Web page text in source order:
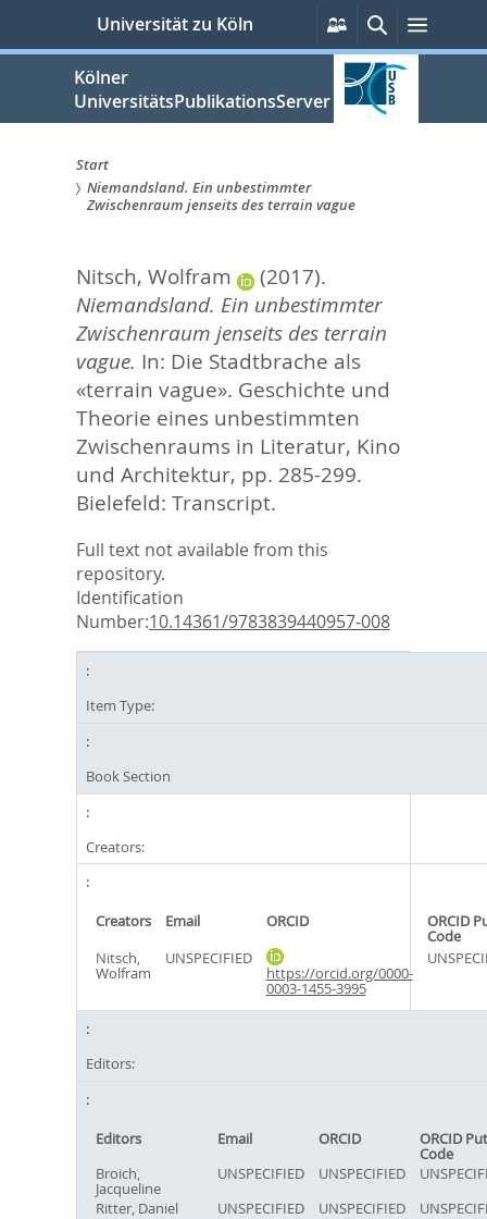
springen
Universität zu Köln
Persönliche
Services
SucheMenü
Kölner
UniversitätsPublikationsServer
Sie
hier:
Start
Niemandsland. Ein unbestimmter
Zwischenraum jenseits des terrain vague
Nitsch, Wolfram
(2017).
Niemandsland. Ein unbestimmter
Zwischenraum jenseits des terrain
vague. In: Die Stadtbrache als
«terrain vague». Geschichte und
Theorie eines unbestimmten
Zwischenraums in Literatur, Kino
und Architektur, pp. 285-299.
Bielefeld: Transcript.
Full text not available from this
repository.
Identification
Number:10.14361/9783839440957-008
Item Type:
Book Section
Creators:
Creators Email ORCID ORCID
Code
Nitsch,
Wolfram
UNSPECIFIED
https://orcid.org/0000-
0003-1455-3995
Editors:
Editors Email ORCID ORCID Put
Code
Broich,
Jacqueline
UNSPECIFIED UNSPECIFIED
Ritter, Daniel
UNSPECIFIED UNSPECIFIED